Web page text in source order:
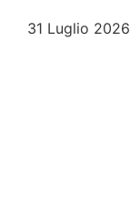
31 Luglio 2026